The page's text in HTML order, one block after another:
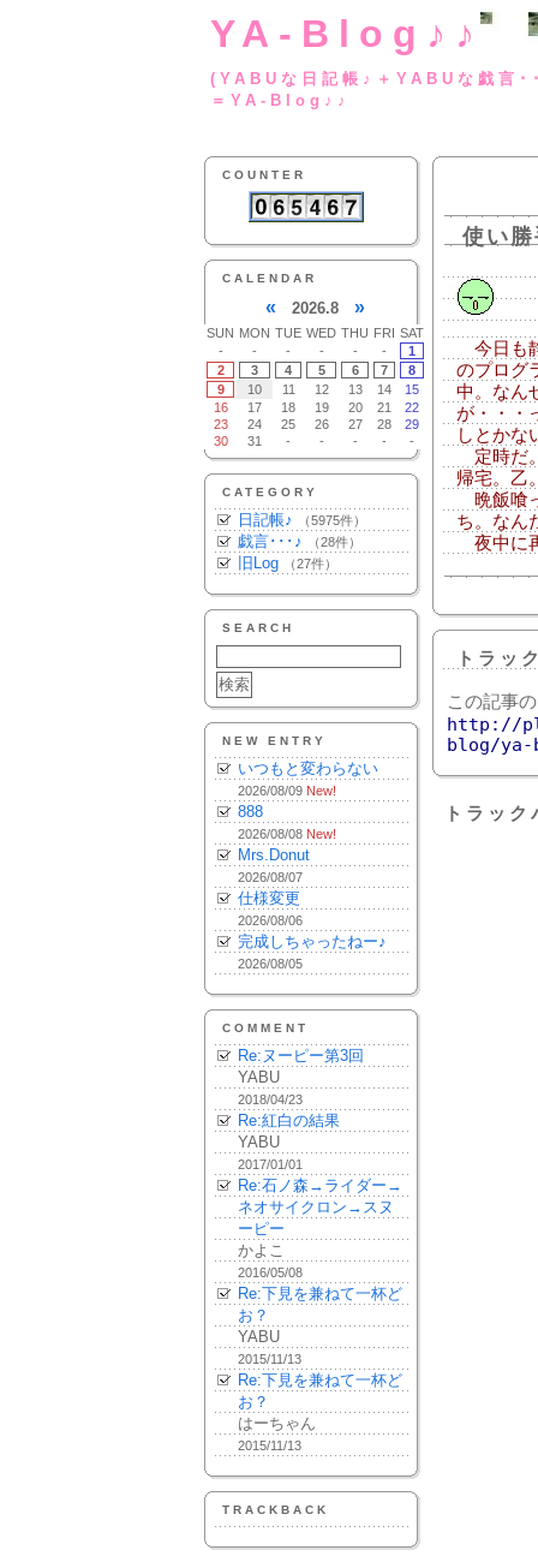
YA-Blog♪♪
(YABUな日記帳♪
＝YA-Blog♪♪
COUNTER
CALENDAR
« 2026.8 »
SUN MON TUE WED THU FRI SAT
-
- - - - -
1
2
3 4 5 6 7
8
9
10 11 12 13 14
15
16
17 18 19 20 21
22
23
24 25 26 27 28
29
30
31 - - - - -
CATEGORY
日記帳♪ （5975件）
戯言･･･♪ （28件）
旧Log （27件）
SEARCH
NEW ENTRY
いつもと変わらない
2026/08/09 New!
888
2026/08/08 New!
Mrs.Donut
2026/08/07
仕様変更
2026/08/06
完成しちゃったねー♪
2026/08/05
COMMENT
Re:ヌーピー第3回
YABU
2018/04/23
Re:紅白の結果
YABU
2017/01/01
Re:石ノ森→ライダー→
ネオサイクロン→スヌ
ーピー
かよこ
2016/05/08
Re:下見を兼ねて一杯ど
お？
YABU
2015/11/13
Re:下見を兼ねて一杯ど
お？
はーちゃん
2015/11/13
TRACKBACK
使い
今日も
のプログ
中。なん
が・・・
しとかな
定時だ
帰宅。乙
晩飯喰
ち。なん
夜中に
トラッ
この記事
http://
blog/ya-
トラッ